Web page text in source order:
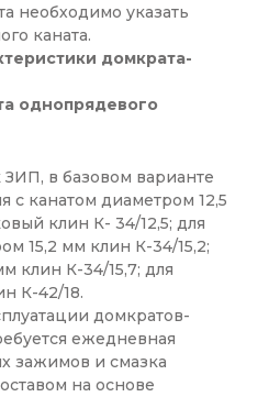
необходимо указать
каната.
домкрата-
однопрядевого
ЗИП, в базовом варианте
с канатом диаметром 12,5
клин К- 34/12,5; для
15,2 мм клин К-34/15,2;
клин К-34/15,7; для
К-42/18.
домкратов-
ежедневная
зажимов и смазка
на основе